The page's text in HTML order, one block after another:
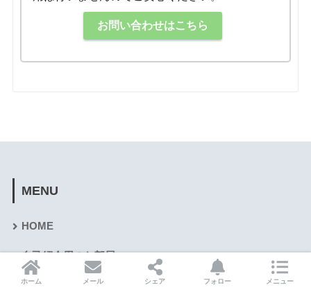
お問い合わせはこちら
MENU
HOME
自己紹介用のお部屋
会議室
ホーム メール シェア フォロー メニュー